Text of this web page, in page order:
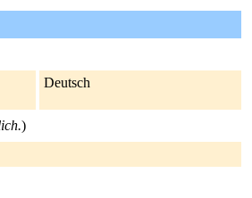
Deutsch
)